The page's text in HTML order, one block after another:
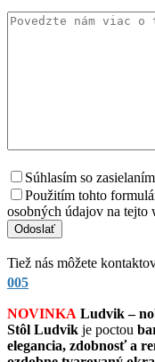
Súhlasím so
Použitím tohto
osobných údajov na tejto
Tiež nás môžete
005
NOVINKA Ludvik –
Stôl Ludvik je poctou
elegancia, zdobnosť a